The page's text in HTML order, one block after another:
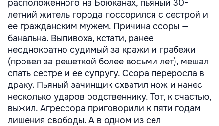
расположенного на Боюканах, пьяный 30-
летний житель города поссорился с сестрой и
ее гражданским мужем. Причина ссоры —
банальна. Выпивоха, кстати, ранее
неоднократно судимый за кражи и грабежи
(провел за решеткой более восьми лет), мешал
спать сестре и ее супругу. Ссора переросла в
драку. Пьяный зачинщик схватил нож и нанес
несколько ударов родственнику. Тот, к счастью,
выжил. Агрессора приговорили к пяти годам
лишения свободы. А в одном из сел